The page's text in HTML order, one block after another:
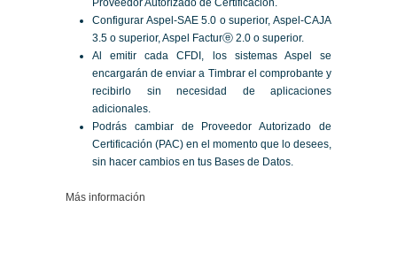
Proveedor Autorizado de Certificación.
Configurar Aspel-SAE 5.0 o superior, Aspel-CAJA
3.5 o superior, Aspel Facturⓔ 2.0 o superior.
Al emitir cada CFDI, los sistemas Aspel se
encargarán de enviar a Timbrar el comprobante y
recibirlo sin necesidad de aplicaciones
adicionales.
Podrás cambiar de Proveedor Autorizado de
Certificación (PAC) en el momento que lo desees,
sin hacer cambios en tus Bases de Datos.
Más información